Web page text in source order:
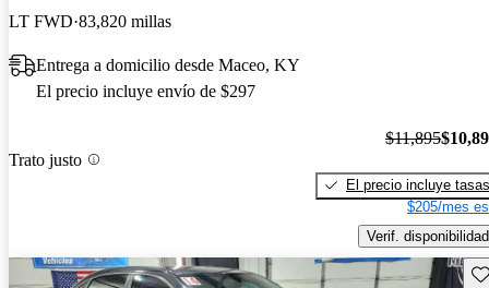
LT FWD 83,820 millas
Entrega a domicilio desde Maceo, KY
El precio incluye envío de $297
Trato justo
$11,895
El precio incluye tasas
$205/mes
Verif. disponibilidad